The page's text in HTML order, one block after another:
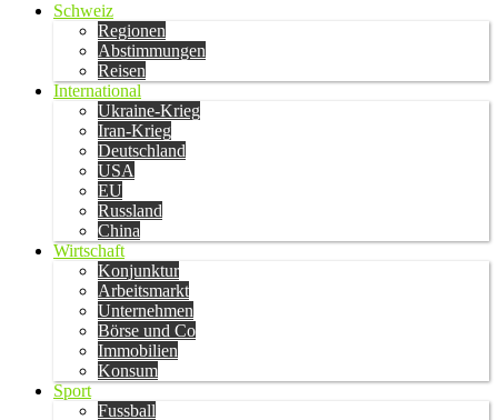
Schweiz
Regionen
Abstimmungen
Reisen
International
Ukraine-Krieg
Iran-Krieg
Deutschland
USA
EU
Russland
China
Wirtschaft
Konjunktur
Arbeitsmarkt
Unternehmen
Börse und Co
Immobilien
Konsum
Sport
Fussball